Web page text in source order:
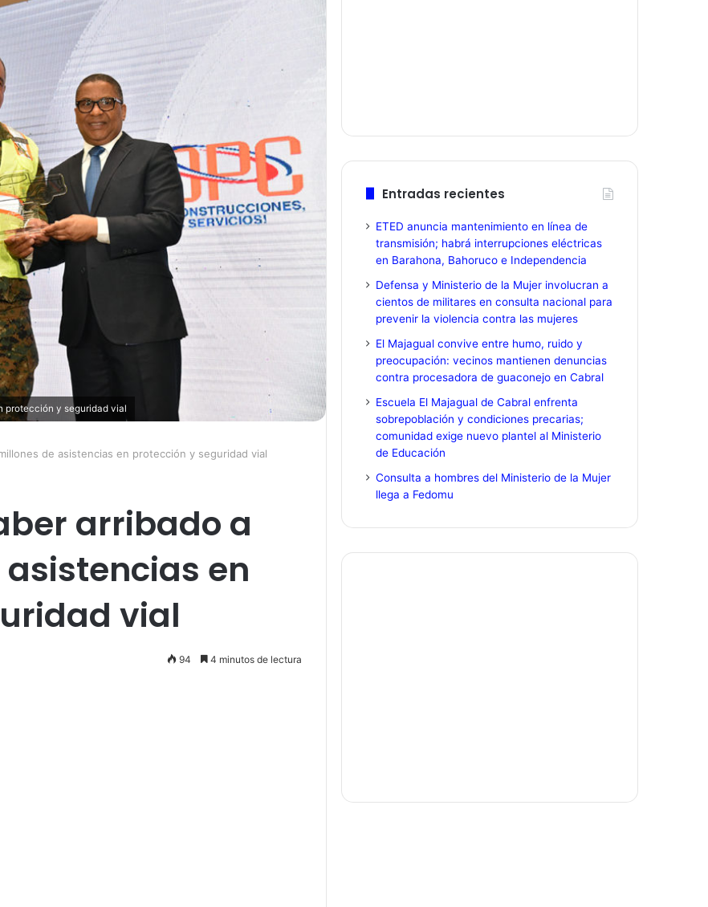
protección y seguridad vial
de asistencias en protección y seguridad vial
arribado a
en
vial
94 4 minutos de lectura
Entradas recientes
ETED anuncia mantenimiento en línea de
transmisión; habrá interrupciones eléctricas
en Barahona, Bahoruco e Independencia
Defensa y Ministerio de la Mujer involucran a
cientos de militares en consulta nacional para
prevenir la violencia contra las mujeres
El Majagual convive entre humo, ruido y
preocupación: vecinos mantienen denuncias
contra procesadora de guaconejo en Cabral
Escuela El Majagual de Cabral enfrenta
sobrepoblación y condiciones precarias;
comunidad exige nuevo plantel al Ministerio
de Educación
Consulta a hombres del Ministerio de la Mujer
llega a Fedomu